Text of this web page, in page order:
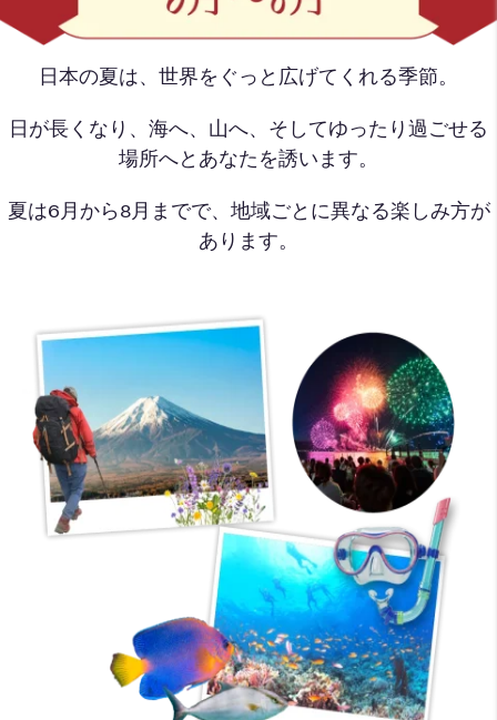
日本の夏は、世界をぐっと広げてくれる季節。
日が長くなり、海へ、山へ、そしてゆったり過ごせる
場所へとあなたを誘います。
夏は6月から8月までで、地域ごとに異なる楽しみ方が
あります。